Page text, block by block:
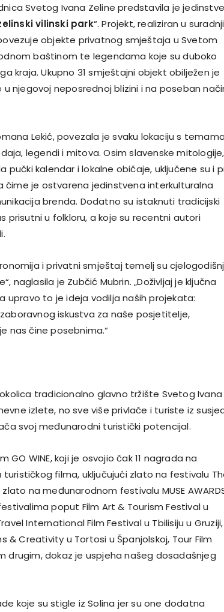
Svetog Ivana Zeline predstavila je
vilinski park“. Projekt, realiziran u
objekte privatnog smještaja u Svetom
baštinom te legendama koje su duboko
kraja. Ukupno 31 smještajni objekt obilježen je
njegovoj neposrednoj blizini i na poseban
Lekić, povezala je svaku lokaciju s
legendi i mitova. Osim slavenske mitologije,
pučki kalendar i lokalne običaje, uključene su i
čime je ostvarena jedinstvena interkulturalna
brenda. Dodatno su istaknuti tradicijski
prisutni u folkloru, a koje su recentni autori
i privatni smještaj temelj su
naglasila je Zubčić Mubrin. „Doživljaj je ključna
upravo to je ideja vodilja naših projekata:
iskustva za naše posjetitelje,
nas čine posebnima.“
tradicionalno glavno tržište Svetog Ivana
izlete, no sve više privlače i turiste iz
svoj međunarodni turistički potencijal.
GO WINE, koji je osvojio čak 11 nagrada na
filma, uključujući zlato na festivalu
na međunarodnom festivalu MUSE
poput Film Art & Tourism Festival u
International Film Festival u Tbilisiju u Gruziji,
& Creativity u Tortosi u Španjolskoj, Tour Film
drugim, dokaz je uspjeha našeg dosadašnjeg
koje su stigle iz Solina jer su one dodatna